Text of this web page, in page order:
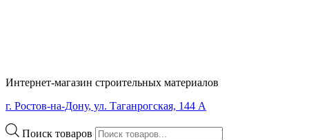
Интернет-магазин строительных материалов
г. Ростов-на-Дону, ул. Таганрогская, 144 А
Поиск товаров